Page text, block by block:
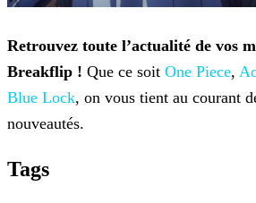
Retrouvez toute l’actualité de vos
Breakflip ! Que ce soit One Piece,
Blue Lock, on vous tient au courant
nouveautés.
Tags